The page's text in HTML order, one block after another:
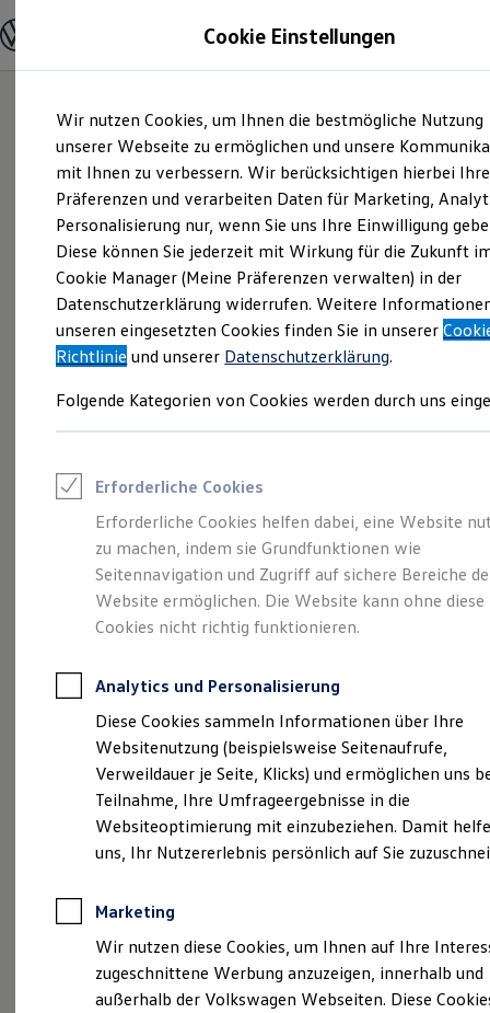
Hauptinhalt
springen
Footer
springen
Modelle und Konfigurator
Modelle vergleichen
Elektroautos
ENERGY Sondermodelle
Nutzfahrzeuge
SUV und CUV
Familienautos
Kombis
Kompaktwagen
Sportwagen
Schnell verfügbare Fahrzeuge
Angebote und Produkte
Aktuelle Angebote
E-Auto-Förderung
Volkswagen Marktplatz
Junge Gebrauchtwagen und Gebrauchtwagen
Saisonangebote
Leasing
Leasing-Angebote
Gebrauchtwagen Leasing
Junge Gebrauchtwagen-Leasing
Elektroauto Leasing
Kleinwagen-Leasing
Leasing ohne Anzahlung
Autokredit mit Schlussrate
Versicherungen und Garantien
Kfz-Versicherung
Restschuldversicherungen
Garantien
Wartungsverträge
Geschäftskunden
Professional Class bei Volkswagen
Großkunden
Behörden
Anpfiff zum Gewinn
Elektroautos
ID. Tutorials
Elektrofahrzeugkonzepte
Gepflegt, geprüft und
für gut befunden.
Volkswagen
Zertifizierte
Gebrauchtwagen.
Cookie Einstellungen
Wir nutzen Cookies, um Ihnen die bestmögliche Nutzung
unserer Webseite zu ermöglichen und unsere
mit Ihnen zu verbessern. Wir berücksichtigen hierbei Ihre
Präferenzen und verarbeiten Daten für Marketing,
Personalisierung nur, wenn Sie uns Ihre Einwilligung
Diese können Sie jederzeit mit Wirkung für die Zukunft
Cookie Manager (Meine Präferenzen verwalten) in der
Datenschutzerklärung widerrufen. Weitere
unseren eingesetzten Cookies finden Sie in unserer
Richtlinie und unserer Datenschutzerklärung.
Folgende Kategorien von Cookies werden durch uns
Erforderliche Cookies
Erforderliche Cookies helfen dabei, eine Website
zu machen, indem sie Grundfunktionen wie
Seitennavigation und Zugriff auf sichere Bereiche
Website ermöglichen. Die Website kann ohne diese
Cookies nicht richtig funktionieren.
Analytics und Personalisierung
Diese Cookies sammeln Informationen über Ihre
Websitenutzung (beispielsweise Seitenaufrufe,
Verweildauer je Seite, Klicks) und ermöglichen uns
Teilnahme, Ihre Umfrageergebnisse in die
Websiteoptimierung mit einzubeziehen. Damit
uns, Ihr Nutzererlebnis persönlich auf Sie
Marketing
Wir nutzen diese Cookies, um Ihnen auf Ihre
zugeschnittene Werbung anzuzeigen, innerhalb und
außerhalb der Volkswagen Webseiten. Diese